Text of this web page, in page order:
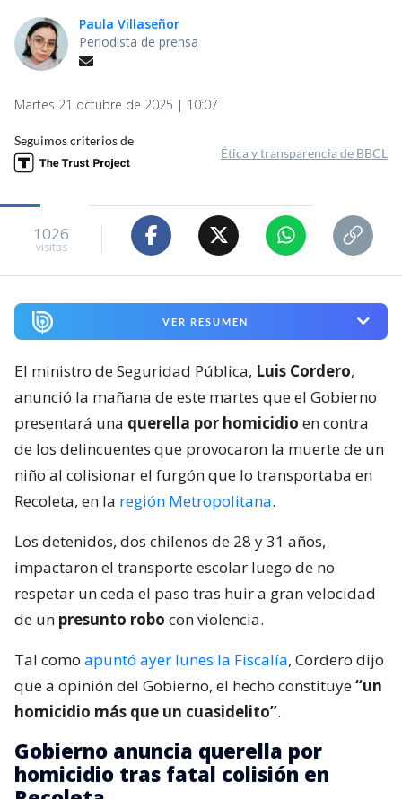
Paula Villaseñor
Periodista de prensa
Martes 21 octubre de 2025 | 10:07
Seguimos criterios de
Ética y transparencia de BBCL
1026
visitas
VER RESUMEN
El ministro de Seguridad Pública, Luis Cordero,
anunció la mañana de este martes que el Gobierno
presentará una querella por homicidio en contra
de los delincuentes que provocaron la muerte de un
niño al colisionar el furgón que lo transportaba en
Recoleta, en la región Metropolitana.
Los detenidos, dos chilenos de 28 y 31 años,
impactaron el transporte escolar luego de no
respetar un ceda el paso tras huir a gran velocidad
de un presunto robo con violencia.
Tal como apuntó ayer lunes la Fiscalía, Cordero dijo
que a opinión del Gobierno, el hecho constituye“un
homicidio más que un cuasidelito”.
Gobierno anuncia querella por
homicidio tras fatal colisión en